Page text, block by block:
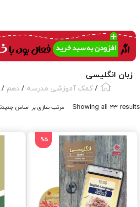
زبان انگلیسی
/کمک آموزشی مدرسه / دهم /
Showing all 23 results
Sorted
latest